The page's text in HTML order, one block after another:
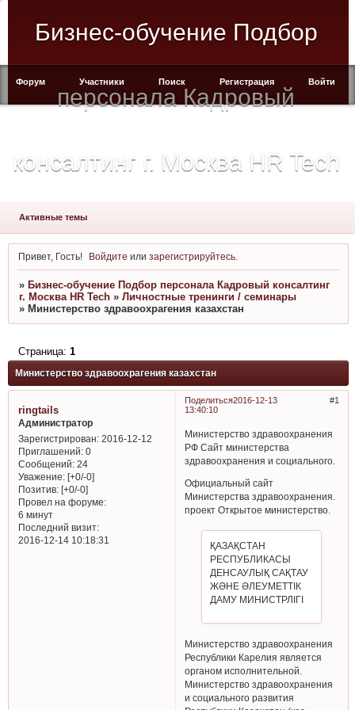
Бизнес-обучение Подбор
персонала Кадровый
консалтинг г. Москва HR Tech
Форум Участники Поиск Регистрация Войти
Активные темы
Привет, Гость! Войдите илизарегистрируйтесь
» Бизнес-обучение Подбор персонала Кадровый консалтинг
г. Москва HR Tech » Личностные тренинги / семинары
» Министерство здравоохрагения казахстан
Министерство здравоохрагения казахстан
Страница: 1
Поделиться 1
2016-12-13
13:40:10
ringtails
Администратор
Зарегистрирован: 2016-12-12
Приглашений:0
Сообщений:24
Уважение: [+0/-0]
Позитив: [+0/-0]
Провел на форуме:
6 минут
Последний визит:
2016-12-14 10:18:31
Министерство здравоохранения
РФ Сайт министерства
здравоохранения и социального.
Официальный сайт
Министерства здравоохранения.
проект Открытое министерство.
ҚАЗАҚСТАН
РЕСПУБЛИКАСЫ
ДЕНСАУЛЫҚ САҚТАУ
ЖӘНЕ ӘЛЕУМЕТТІК
ДАМУ МИНИСТРЛІГІ
Министерство здравоохранения
Республики Карелия является
органом исполнительной.
Министерство здравоохранения
и социального развития